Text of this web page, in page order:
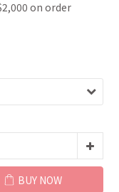
on order
BUY NOW